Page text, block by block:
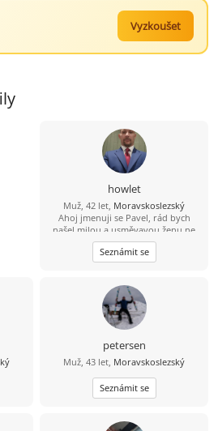
Vyzkoušet
howlet
Muž, 42 let, Moravskoslezský
Ahoj jmenuji se Pavel, rád bych
našel milou a usměvavou ženu ne
jen na pokec ale pokud možno i na
vážný vztah mezi 26 a 49 lety, pokud
budeš chtít ozvi se, budu moc rád
Seznámit se
petersen
Muž, 43 let, Moravskoslezský
Seznámit se